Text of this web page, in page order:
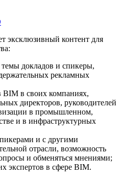
эксклюзивный контент для
докладов и спикеры,
рекламных
в своих компаниях,
директоров, руководителей
в промышленном,
и в инфраструктурных
и с другими
отрасли, возможность
и обменяться мнениями;
экспертов в сфере BIM.